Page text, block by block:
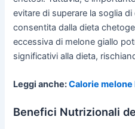
evitare di superare la soglia
consentita dalla dieta
eccessiva di melone giallo
significativi alla dieta,
Leggi anche:Calorie melone
Benefici Nutrizionali